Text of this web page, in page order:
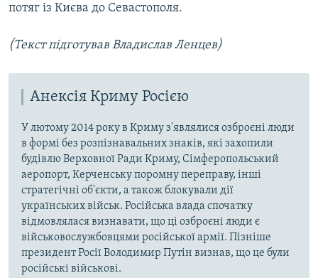
потяг із Києва до Севастополя.
(Текст підготував Владислав Ленцев)
Анексія Криму Росією
У лютому 2014 року в Криму з'являлися озброєні люди
в формі без розпізнавальних знаків, які захопили
будівлю Верховної Ради Криму, Сімферопольський
аеропорт, Керченську поромну переправу, інші
стратегічні об'єкти, а також блокували дії
українських військ. Російська влада спочатку
відмовлялася визнавати, що ці озброєні люди є
військовослужбовцями російської армії. Пізніше
президент Росії Володимир Путін визнав, що це були
російські військові.